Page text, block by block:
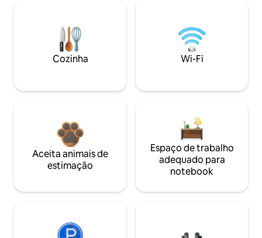
Cozinha Wi-Fi
Aceita animais de
estimação
Espaço de trabalho
adequado para
notebook